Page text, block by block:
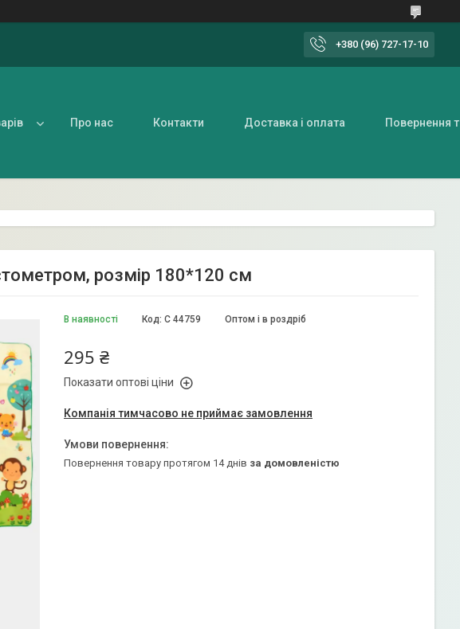
+380 (96) 727-17-10
Про нас Контакти Доставка і оплата Повернення
розмір 180*120 см
В наявності Оптом і в роздріб
Код: C 44759
295 ₴
Показати оптові ціни
Компанія тимчасово не приймає замовлення
повернення товару протягом 14 днів за домовленістю